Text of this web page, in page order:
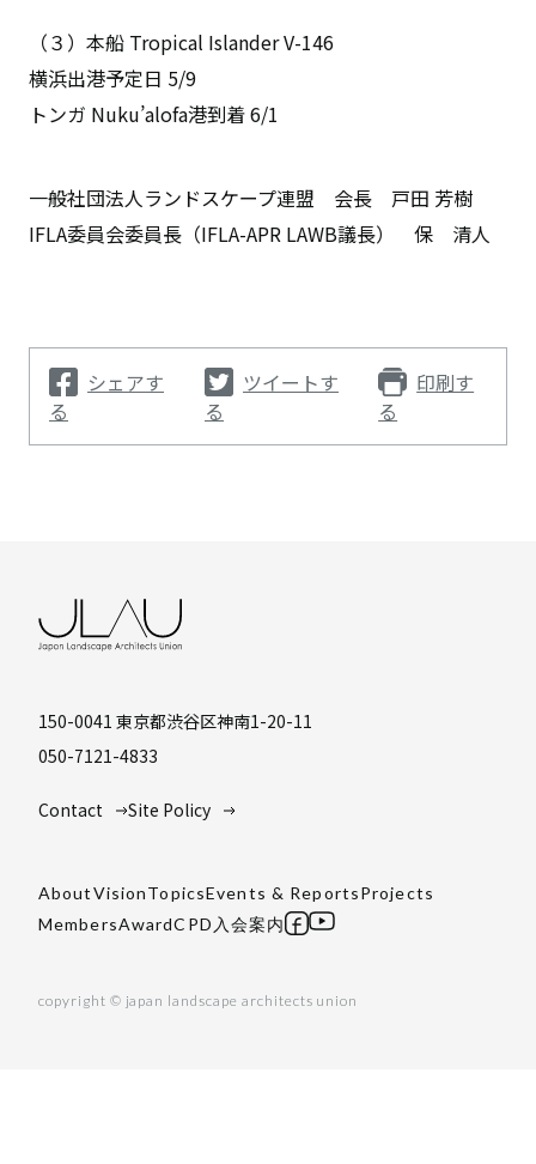
（３）本船 Tropical Islander V-146
横浜出港予定日 5/9
トンガ Nuku’alofa港到着 6/1
一般社団法人ランドスケープ連盟 会長 戸田 芳樹
IFLA委員会委員長（IFLA-APR LAWB議長） 保 清人
シェアす
る
ツイートす
る
印刷す
る
150-0041 東京都渋谷区神南1-20-11
050-7121-4833
Contact Site Policy
AboutVisionTopicsEvents & ReportsProjects
MembersAwardCPD 入会案内
copyright © japan landscape architects union